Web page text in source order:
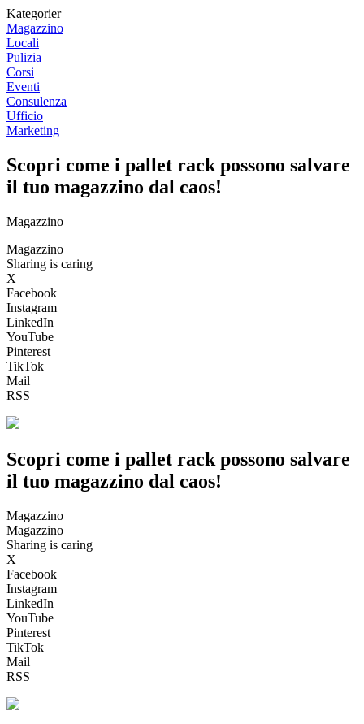
Kategorier
Magazzino
Locali
Pulizia
Corsi
Eventi
Consulenza
Ufficio
Marketing
Scopri come i pallet rack possono salvare
il tuo magazzino dal caos!
Magazzino
Magazzino
Sharing is caring
X
Facebook
Instagram
LinkedIn
YouTube
Pinterest
TikTok
Mail
RSS
Scopri come i pallet rack possono salvare
il tuo magazzino dal caos!
Magazzino
Magazzino
Sharing is caring
X
Facebook
Instagram
LinkedIn
YouTube
Pinterest
TikTok
Mail
RSS